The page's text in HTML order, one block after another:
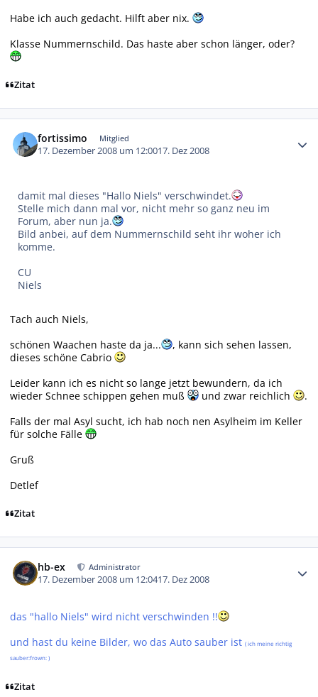
Habe ich auch gedacht. Hilft aber nix.
Klasse Nummernschild. Das haste aber schon länger, oder?
Zitat
fortissimo Mitglied
17. Dezember 2008 um 12:0017. Dez 2008
damit mal dieses "Hallo Niels" verschwindet.
Stelle mich dann mal vor, nicht mehr so ganz neu im
Forum, aber nun ja.
Bild anbei, auf dem Nummernschild seht ihr woher ich
komme.
CU
Niels
Tach auch Niels,
schönen Waachen haste da ja...
, kann sich sehen lassen,
dieses schöne Cabrio
Leider kann ich es nicht so lange jetzt bewundern, da ich
wieder Schnee schippen gehen muß
und zwar reichlich
.
Falls der mal Asyl sucht, ich hab noch nen Asylheim im Keller
für solche Fälle
Gruß
Detlef
Zitat
hb-ex Administrator
17. Dezember 2008 um 12:0417. Dez 2008
das "hallo Niels" wird nicht verschwinden !!
und hast du keine Bilder, wo das Auto sauber ist ( ich meine richtig
sauber:frown: )
Zitat